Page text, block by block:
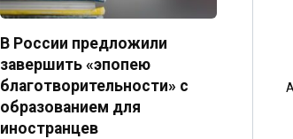
В России предложили
завершить «эпопею
благотворительности» с
образованием для
иностранцев